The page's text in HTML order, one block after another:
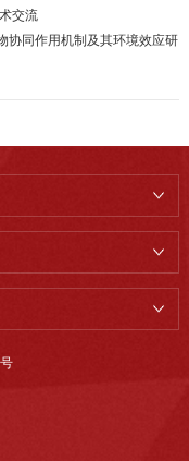
交流
协同作用机制及其环境效应研